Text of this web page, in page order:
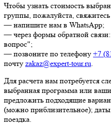
Чтобы узнать стоимость
группы, пожалуйста,
— напишите нам в WhatsApp;
— через формы обратной
вопрос";
— позвоните по телефону +7
почту zakaz@expert-tour.ru.
Для расчета нам потребуется
выбранная программа или
предложить подходящие
(можно приблизительное);
поездка.